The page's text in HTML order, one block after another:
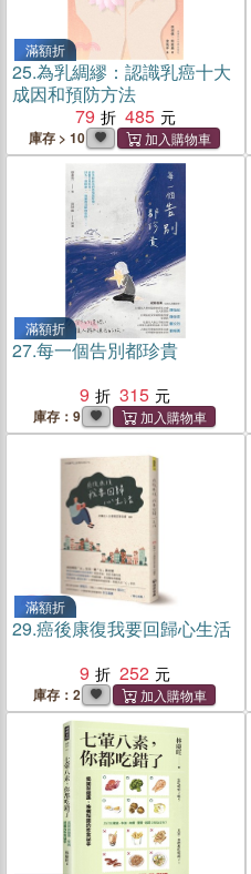
滿額折
25.為乳綢繆：認識乳癌十大
成因和預防方法
79
485
庫存 > 10
滿額折
27.每一個告別都珍貴
9
315
庫存：9
滿額折
29.癌後康復我要回歸心生活
9
252
庫存：2